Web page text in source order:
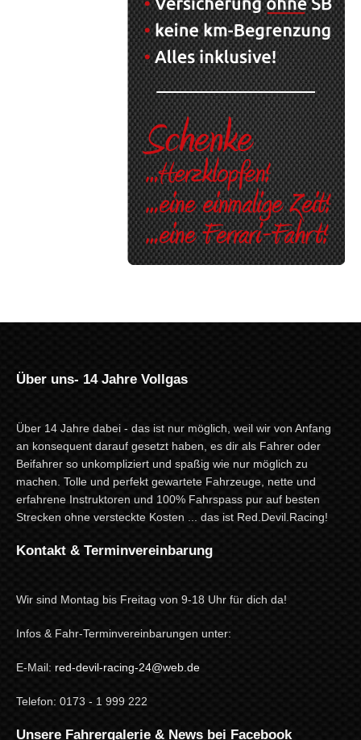
Über uns- 14 Jahre Vollgas
Über 14 Jahre dabei - das ist nur möglich, weil wir von Anfang
an konsequent darauf gesetzt haben, es dir als Fahrer oder
Beifahrer so unkompliziert und spaßig wie nur möglich zu
machen. Tolle und perfekt gewartete Fahrzeuge, nette und
erfahrene Instruktoren und 100% Fahrspass pur auf besten
Strecken ohne versteckte Kosten ... das ist Red.Devil.Racing!
Kontakt & Terminvereinbarung
Wir sind Montag bis Freitag von 9-18 Uhr für dich da!
Infos & Fahr-Terminvereinbarungen unter:
E-Mail: red-devil-racing-24@web.de
Telefon: 0173 - 1 999 222
Unsere Fahrergalerie & News bei Facebook